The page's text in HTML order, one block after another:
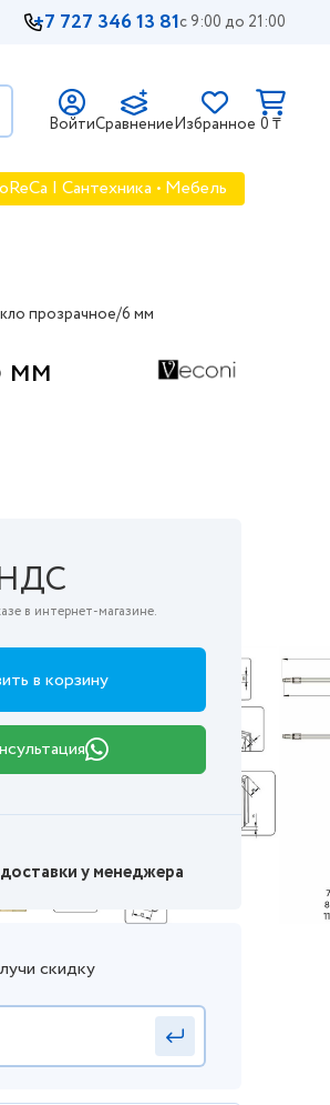
+7 727 346 13 81с 9:00 до 21:00
ВойтиСравнениеИзбранное 0 ₸
| Сантехника • Мебель
прозрачное/6 мм
мм
в интернет-магазине.
в корзину
у менеджера
скидку